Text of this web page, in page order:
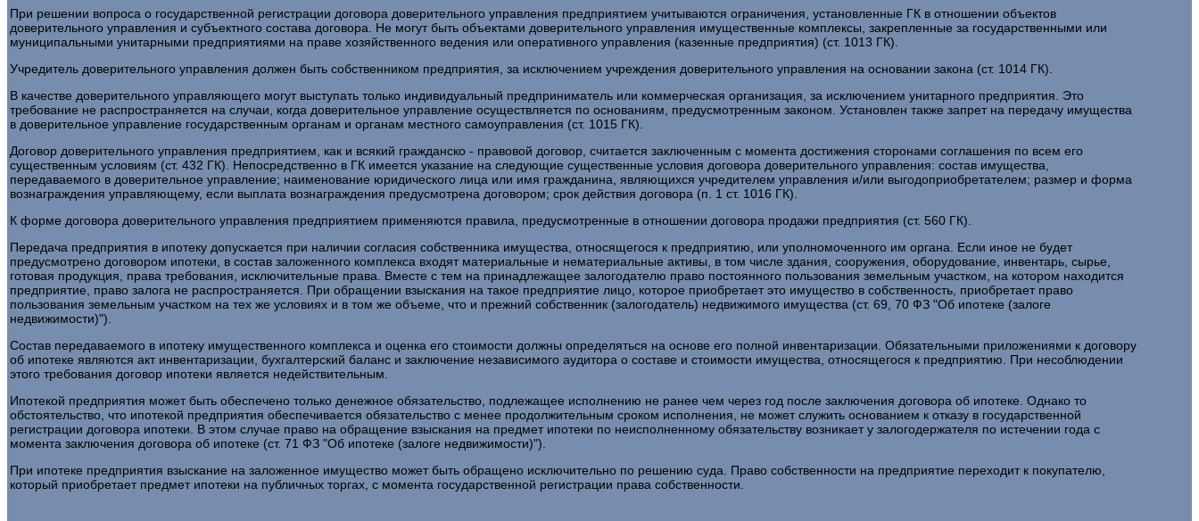
При решении вопроса о государственной регистрации договора доверительного управления предприятием учитываются ограничения, установленные ГК в отношении объектов
доверительного управления и субъектного состава договора. Не могут быть объектами доверительного управления имущественные комплексы, закрепленные за государственными или
муниципальными унитарными предприятиями на праве хозяйственного ведения или оперативного управления (казенные предприятия) (ст. 1013 ГК).
Учредитель доверительного управления должен быть собственником предприятия, за исключением учреждения доверительного управления на основании закона (ст. 1014 ГК).
В качестве доверительного управляющего могут выступать только индивидуальный предприниматель или коммерческая организация, за исключением унитарного предприятия. Это
требование не распространяется на случаи, когда доверительное управление осуществляется по основаниям, предусмотренным законом. Установлен также запрет на передачу имущества
в доверительное управление государственным органам и органам местного самоуправления (ст. 1015 ГК).
Договор доверительного управления предприятием, как и всякий гражданско - правовой договор, считается заключенным с момента достижения сторонами соглашения по всем его
существенным условиям (ст. 432 ГК). Непосредственно в ГК имеется указание на следующие существенные условия договора доверительного управления: состав имущества,
передаваемого в доверительное управление; наименование юридического лица или имя гражданина, являющихся учредителем управления и/или выгодоприобретателем; размер и форма
вознаграждения управляющему, если выплата вознаграждения предусмотрена договором; срок действия договора (п. 1 ст. 1016 ГК).
К форме договора доверительного управления предприятием применяются правила, предусмотренные в отношении договора продажи предприятия (ст. 560 ГК).
Передача предприятия в ипотеку допускается при наличии согласия собственника имущества, относящегося к предприятию, или уполномоченного им органа. Если иное не будет
предусмотрено договором ипотеки, в состав заложенного комплекса входят материальные и нематериальные активы, в том числе здания, сооружения, оборудование, инвентарь, сырье,
готовая продукция, права требования, исключительные права. Вместе с тем на принадлежащее залогодателю право постоянного пользования земельным участком, на котором находится
предприятие, право залога не распространяется. При обращении взыскания на такое предприятие лицо, которое приобретает это имущество в собственность, приобретает право
пользования земельным участком на тех же условиях и в том же объеме, что и прежний собственник (залогодатель) недвижимого имущества (ст. 69, 70 ФЗ "Об ипотеке (залоге
недвижимости)").
Состав передаваемого в ипотеку имущественного комплекса и оценка его стоимости должны определяться на основе его полной инвентаризации. Обязательными приложениями к договору
об ипотеке являются акт инвентаризации, бухгалтерский баланс и заключение независимого аудитора о составе и стоимости имущества, относящегося к предприятию. При несоблюдении
этого требования договор ипотеки является недействительным.
Ипотекой предприятия может быть обеспечено только денежное обязательство, подлежащее исполнению не ранее чем через год после заключения договора об ипотеке. Однако то
обстоятельство, что ипотекой предприятия обеспечивается обязательство с менее продолжительным сроком исполнения, не может служить основанием к отказу в государственной
регистрации договора ипотеки. В этом случае право на обращение взыскания на предмет ипотеки по неисполненному обязательству возникает у залогодержателя по истечении года с
момента заключения договора об ипотеке (ст. 71 ФЗ "Об ипотеке (залоге недвижимости)").
При ипотеке предприятия взыскание на заложенное имущество может быть обращено исключительно по решению суда. Право собственности на предприятие переходит к покупателю,
который приобретает предмет ипотеки на публичных торгах, с момента государственной регистрации права собственности.